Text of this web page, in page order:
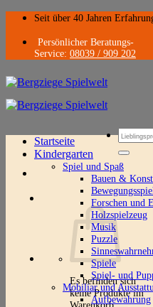
Zum
springen
Seit über 40 Jahren
Persönlicher Beratungs-
Service: 08039 / 909 202
Suchen
nach:
Es befinden sich
keine Produkte im
Startseite
Kindergarten
Spiel und Spaß
Bauen &
Forschen und
Holzspielzeug
Musik
Puzzle
Spiele
Spiel- und
Mobiliar und
Aufbewahrung